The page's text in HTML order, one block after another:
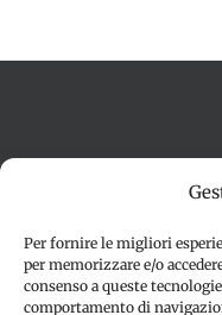
Per fornire le migliori
per memorizzare e/o
consenso a queste
comportamento di